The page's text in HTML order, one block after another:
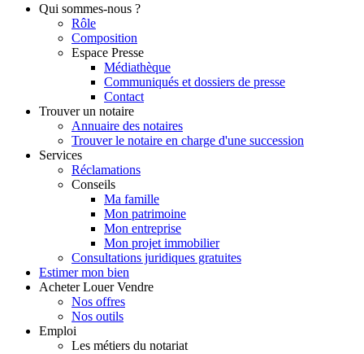
Qui sommes-nous ?
Rôle
Composition
Espace Presse
Médiathèque
Communiqués et dossiers de presse
Contact
Trouver un notaire
Annuaire des notaires
Trouver le notaire en charge d'une succession
Services
Réclamations
Conseils
Ma famille
Mon patrimoine
Mon entreprise
Mon projet immobilier
Consultations juridiques gratuites
Estimer mon bien
Acheter Louer Vendre
Nos offres
Nos outils
Emploi
Les métiers du notariat